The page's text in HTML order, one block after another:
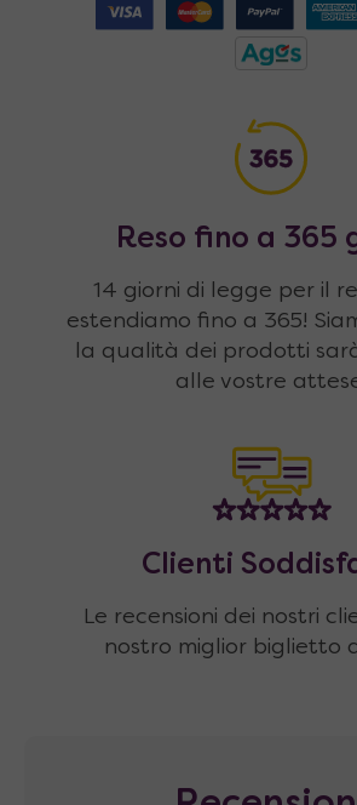
Reso fino a 365
14 giorni di legge per il
estendiamo fino a 365!
la qualità dei prodotti
alle vostre
Clienti
Le recensioni dei nostri
nostro miglior biglietto